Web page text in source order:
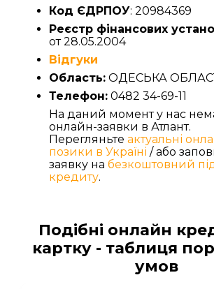
Код ЄДРПОУ: 20984369
Реєстр фінансових
от 28.05.2004
Відгуки
Область: ОДЕСЬКА
Телефон: 0482 34-69-11
На даний момент у нас
онлайн-заявки в Атлант.
Перегляньте актуальні
позики в Україні / або
заявку на безкоштовний
кредиту.
Подібні онлайн
картку - таблиця
умов